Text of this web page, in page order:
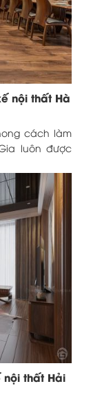
nội thất Hà
cách làm
luôn được
nội thất Hải